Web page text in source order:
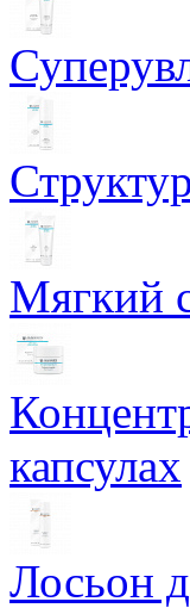
Мягкий
капсулах
Лосьон